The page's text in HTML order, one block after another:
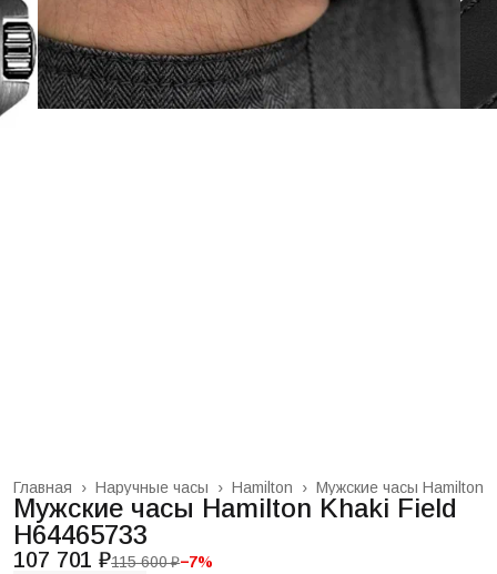
Мужские часы Hamilton
Hamilton ›
Наручные часы ›
Главная ›
Мужские часы Hamilton Khaki Field
H64465733
107 701 ₽115 600 ₽−7%